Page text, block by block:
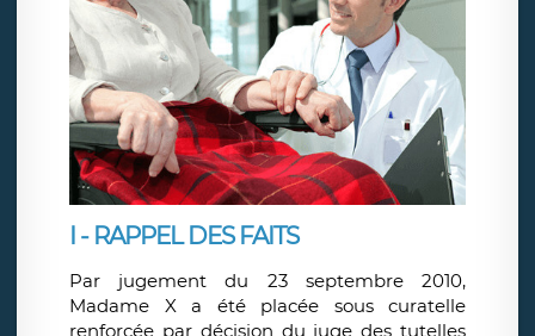
I - RAPPEL DES FAITS
Par jugement du 23 septembre 2010,
Madame X a été placée sous curatelle
renforcée par décision du juge des tutelles